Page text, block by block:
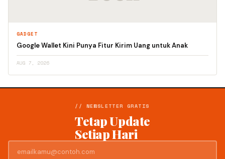
GADGET
Google Wallet Kini Punya Fitur Kirim Uang untuk Anak
AUG 7, 2026
// NEWSLETTER GRATIS
Tetap Update
Setiap Hari